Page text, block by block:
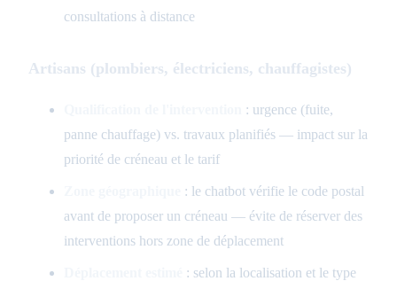
consultations à distance
Artisans (plombiers, électriciens, chauffagistes)
: urgence (fuite,
panne chauffage) vs. travaux planifiés — impact sur la
priorité de créneau et le tarif
: le chatbot vérifie le code postal
avant de proposer un créneau — évite de réserver des
interventions hors zone de déplacement
: selon la localisation et le type